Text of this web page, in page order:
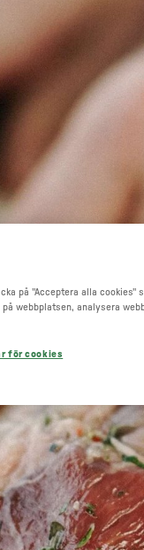
på "Acceptera alla
på webbplatsen, analysera
för cookies